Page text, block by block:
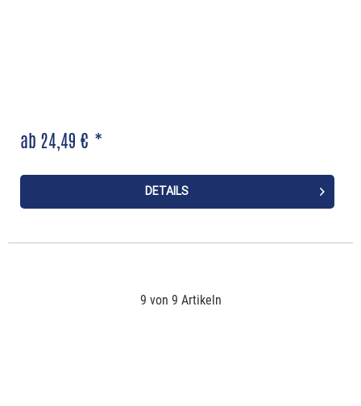
ab 24,49 € *
DETAILS
9 von 9 Artikeln